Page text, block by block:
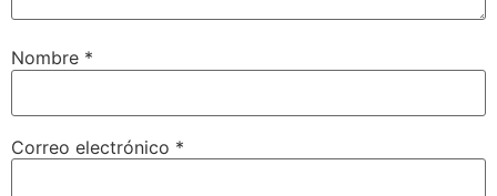
Nombre *
Correo electrónico *